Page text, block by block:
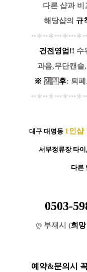
다른 샵과 비
해당샵의 규
••∗••∗•••∗•••∗
건전영업!! 수
과음,무단캔
※ 입 실 후: 퇴폐
••∗••∗•••∗•••∗
대구 대명동 1인샵
서부정류장 타
다른
0503-
ღ 부재시 (희
예약&문의시